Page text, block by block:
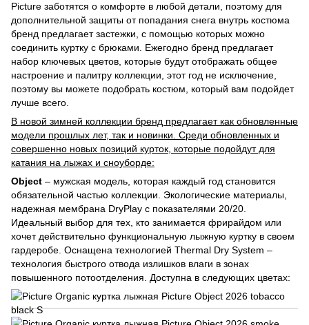
Picture заботятся о комфорте в любой детали, поэтому для
дополнительной защиты от попадания снега внутрь костюма
бренд предлагает застежки, с помощью которых можно
соединить куртку с брюками. Ежегодно бренд предлагает
набор ключевых цветов, которые будут отображать общее
настроение и палитру коллекции, этот год не исключение,
поэтому вы можете подобрать костюм, который вам подойдет
лучше всего.
В новой зимней коллекции бренд предлагает как обновленные
модели прошлых лет, так и новинки. Среди обновленных и
совершенно новых позиций курток, которые подойдут для
катания на лыжах и сноуборде:
Object – мужская модель, которая каждый год становится
обязательной частью коллекции. Экологические материалы,
надежная мембрана DryPlay с показателями 20/20.
Идеальный выбор для тех, кто занимается фрирайдом или
хочет действительно функциональную лыжную куртку в своем
гардеробе. Оснащена технологией Thermal Dry System –
технология быстрого отвода излишков влаги в зонах
повышенного потоотделения. Доступна в следующих цветах: